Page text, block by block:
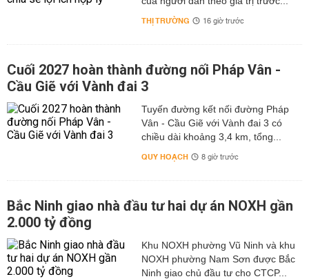
THỊ TRƯỜNG 16 giờ trước
Cuối 2027 hoàn thành đường nối Pháp Vân -
Cầu Giẽ với Vành đai 3
Tuyến đường kết nối đường Pháp
Vân - Cầu Giẽ với Vành đai 3 có
chiều dài khoảng 3,4 km, tổng...
QUY HOẠCH 8 giờ trước
Bắc Ninh giao nhà đầu tư hai dự án NOXH gần
2.000 tỷ đồng
Khu NOXH phường Vũ Ninh và khu
NOXH phường Nam Sơn được Bắc
Ninh giao chủ đầu tư cho CTCP...